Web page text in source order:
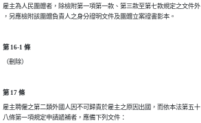
雇主為人民團體者，除檢附第一項第一款、第三款至第七款規定之文件外
，另應檢附該團體負責人之身分證明文件及團體立案證書影本。
第 16-1 條
（刪除）
第 17 條
雇主聘僱之第二類外國人因不可歸責於雇主之原因出國，而依本法第五十
八條第一項規定申請遞補者，應備下列文件：